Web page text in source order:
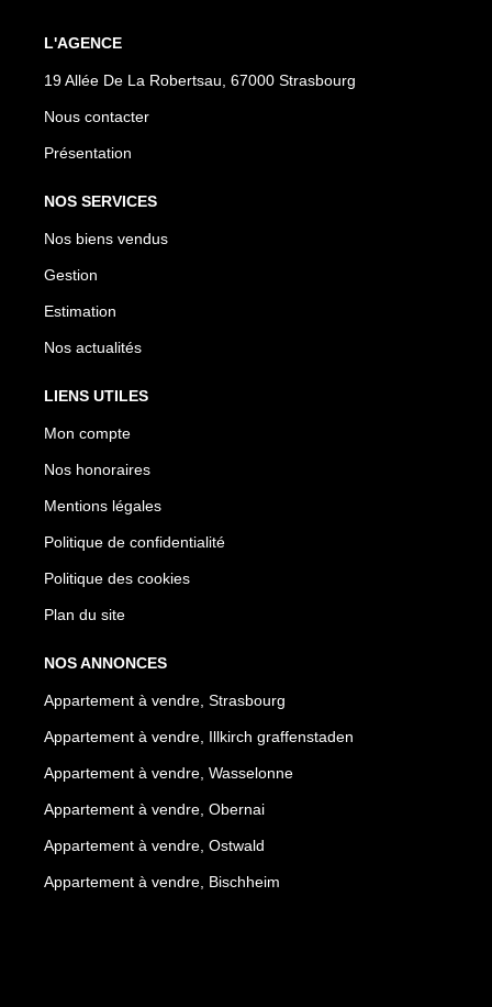
L'AGENCE
19 Allée De La Robertsau, 67000 Strasbourg
Nous contacter
Présentation
NOS SERVICES
Nos biens vendus
Gestion
Estimation
Nos actualités
LIENS UTILES
Mon compte
Nos honoraires
Mentions légales
Politique de confidentialité
Politique des cookies
Plan du site
NOS ANNONCES
Appartement à vendre, Strasbourg
Appartement à vendre, Illkirch graffenstaden
Appartement à vendre, Wasselonne
Appartement à vendre, Obernai
Appartement à vendre, Ostwald
Appartement à vendre, Bischheim